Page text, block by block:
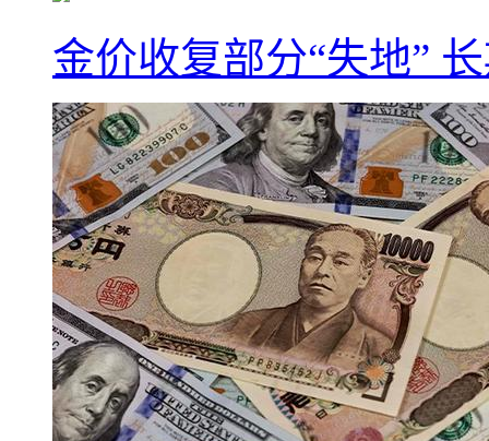
金价收复部分“失地”